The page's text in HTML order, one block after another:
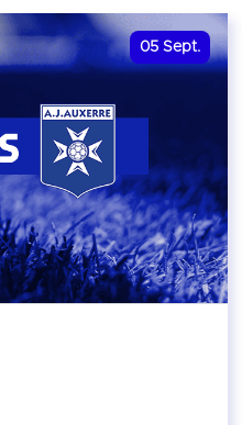
05 Sept.